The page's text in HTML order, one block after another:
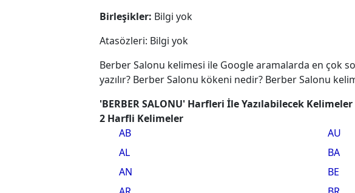
Birleşikler: Bilgi yok
Atasözleri: Bilgi yok
Berber Salonu kelimesi ile Google aramalarda en çok
yazılır? Berber Salonu kökeni nedir? Berber Salonu
'BERBER SALONU' Harfleri İle Yazılabilecek Kelimeler
2 Harfli Kelimeler
AB
AL
AN
AU
BA
BE